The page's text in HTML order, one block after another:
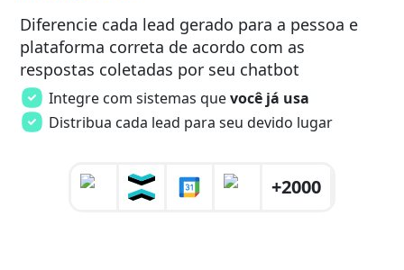
Diferencie cada lead gerado para a pessoa e
plataforma correta de acordo com as
respostas coletadas por seu chatbot
Integre com sistemas quevocê já usa
Distribua cada lead para seu devido lugar
+2000